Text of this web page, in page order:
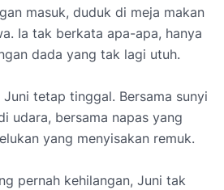
masuk, duduk di meja makan
Ia tak berkata apa-apa, hanya
dada yang tak lagi utuh.
tetap tinggal. Bersama sunyi
udara, bersama napas yang
yang menyisakan remuk.
pernah kehilangan, Juni tak